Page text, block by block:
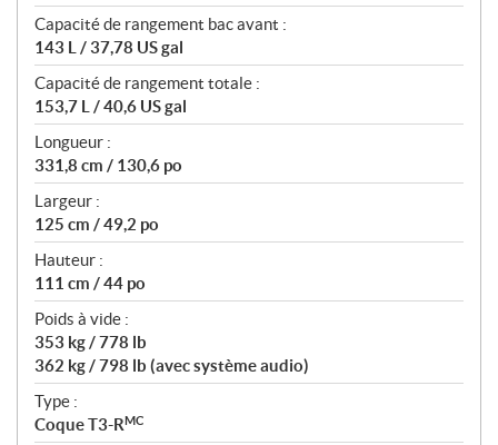
Capacité de rangement bac avant :
143 L / 37,78 US gal
Capacité de rangement totale :
153,7 L / 40,6 US gal
Longueur :
331,8 cm / 130,6 po
Largeur :
125 cm / 49,2 po
Hauteur :
111 cm / 44 po
Poids à vide :
353 kg / 778 lb
362 kg / 798 lb (avec système audio)
Type :
Coque T3-RMC